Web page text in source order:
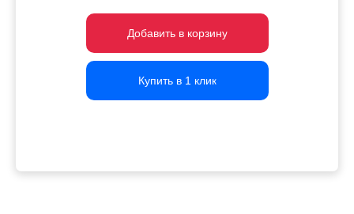
Добавить в корзину
Добавить в корзину
Добавить в корзину
Купить в 1 клик
Купить в 1 клик
Купить в 1 клик